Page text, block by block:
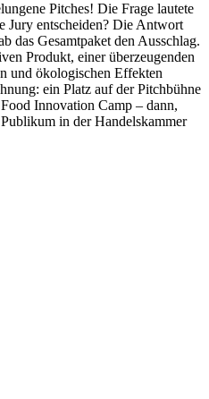
Pitches! Die Frage lautete
Jury entscheiden? Die Antwort
das Gesamtpaket den Ausschlag.
Produkt, einer überzeugenden
und ökologischen Effekten
ein Platz auf der Pitchbühne
Innovation Camp – dann,
in der Handelskammer